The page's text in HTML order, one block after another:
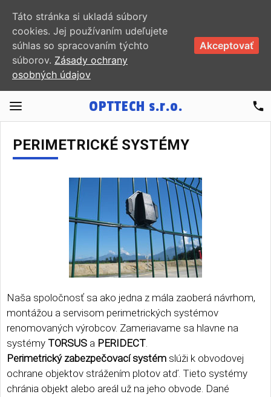
OPTTECH s.r.o. phone
PERIMETRICKÉ SYSTÉMY
Naša spoločnosť sa ako jedna z mála zaoberá návrhom,
montážou a servisom perimetrických systémov
renomovaných výrobcov. Zameriavame sa hlavne na
systémy TORSUS a PERIDECT.
Perimetrický zabezpečovací systém slúži k obvodovej
ochrane objektov strážením plotov atď. Tieto systémy
chránia objekt alebo areál už na jeho obvode. Dané
Táto stránka si ukladá súbory
cookies. Jej používaním udeľujete
súhlas so spracovaním týchto
súborov. Zásady ochrany
osobných údajov
Akceptovať